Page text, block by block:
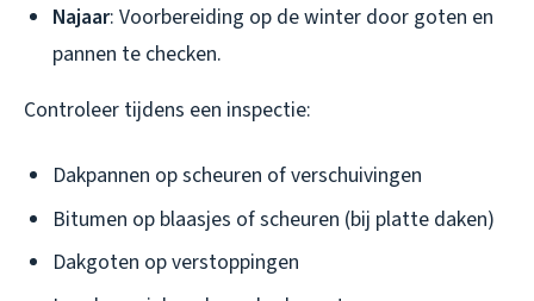
Najaar: Voorbereiding op de winter door goten en
pannen te checken.
Controleer tijdens een inspectie:
Dakpannen op scheuren of verschuivingen
Bitumen op blaasjes of scheuren (bij platte daken)
Dakgoten op verstoppingen